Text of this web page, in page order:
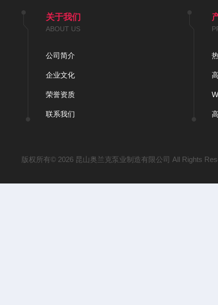
关于我们
ABOUT US
公司简介
企业文化
荣誉资质
联系我们
版权所有© 2026 昆山奥兰克泵业制造有限公司 All Rights